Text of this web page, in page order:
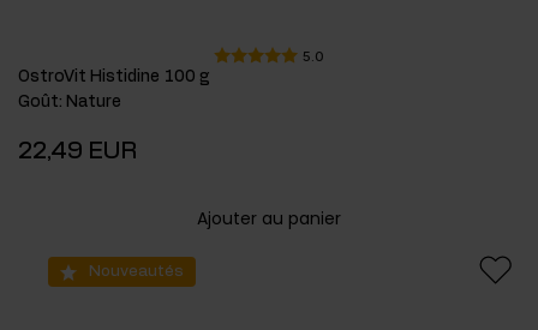
5.0
OstroVit Histidine 100 g
Goût: Nature
22,49 EUR
Ajouter au panier
Nouveautés